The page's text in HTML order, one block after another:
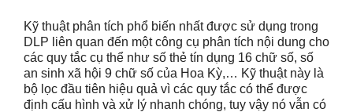
Kỹ thuật phân tích phổ biến nhất được sử dụng trong
DLP liên quan đến một công cụ phân tích nội dung cho
các quy tắc cụ thể như số thẻ tín dụng 16 chữ số, số
an sinh xã hội 9 chữ số của Hoa Kỳ,… Kỹ thuật này là
bộ lọc đầu tiên hiệu quả vì các quy tắc có thể được
định cấu hình và xử lý nhanh chóng, tuy vậy nó vẫn có